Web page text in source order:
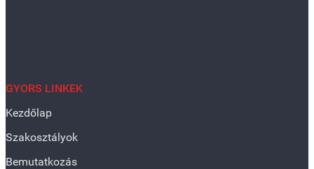
GYORS LINKEK
Kezdőlap
Szakosztályok
Bemutatkozás